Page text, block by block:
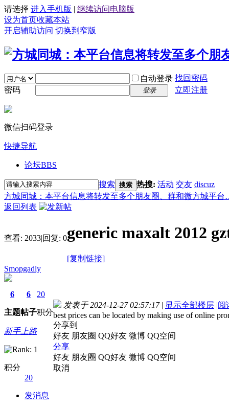
请选择 进入手机版 | 继续访问电脑版
设为首页收藏本站
开启辅助访问 切换到窄版
自动登录 找回密码
密码
登录 立即注册
微信扫码登录
快捷导航
论坛BBS
搜索 搜索 热搜: 活动 交友 discuz
方城同城：本平台信息将转发至多个朋友圈、群和微方城平
返回列表
查看: 2033|回复: 0generic maxalt 2012
[复制链接]
Smopgadly
6
主题
6
帖子
20
积分
新手上路
积分
20
发消息
发表于 2024-12-27 02:57:17 | 显示全部楼层 |阅
best prices can be located by making use of online
分享到
好友 朋友圈 QQ好友 微博 QQ空间
分享
好友 朋友圈 QQ好友 微博 QQ空间
取消